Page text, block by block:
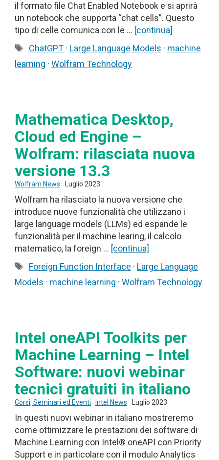
il formato file Chat Enabled Notebook e si aprirà
un notebook che supporta “chat cells”. Questo
tipo di celle comunica con le … [continua]
Tag
ChatGPT· Large Language Models · machine
learning · Wolfram Technology
Mathematica Desktop,
Cloud ed Engine –
Wolfram: rilasciata nuova
versione 13.3
Wolfram News Luglio 2023
Wolfram ha rilasciato la nuova versione che
introduce nuove funzionalità che utilizzano i
large language models (LLMs) ed espande le
funzionalità per il machine learing, il calcolo
matematico, la foreign … [continua]
Tag
Foreign Function Interface · Large Language
Models · machine learning · Wolfram Technology
Intel oneAPI Toolkits per
Machine Learning – Intel
Software: nuovi webinar
tecnici gratuiti in italiano
Corsi, Seminari ed Eventi · Intel News Luglio 2023
In questi nuovi webinar in italiano mostreremo
come ottimizzare le prestazioni dei software di
Machine Learning con Intel® oneAPI con Priority
Support e in particolare con il modulo Analytics